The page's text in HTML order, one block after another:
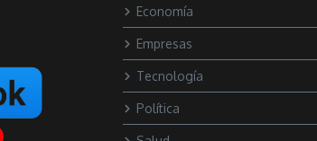
Economía
Empresas
Tecnología
Política